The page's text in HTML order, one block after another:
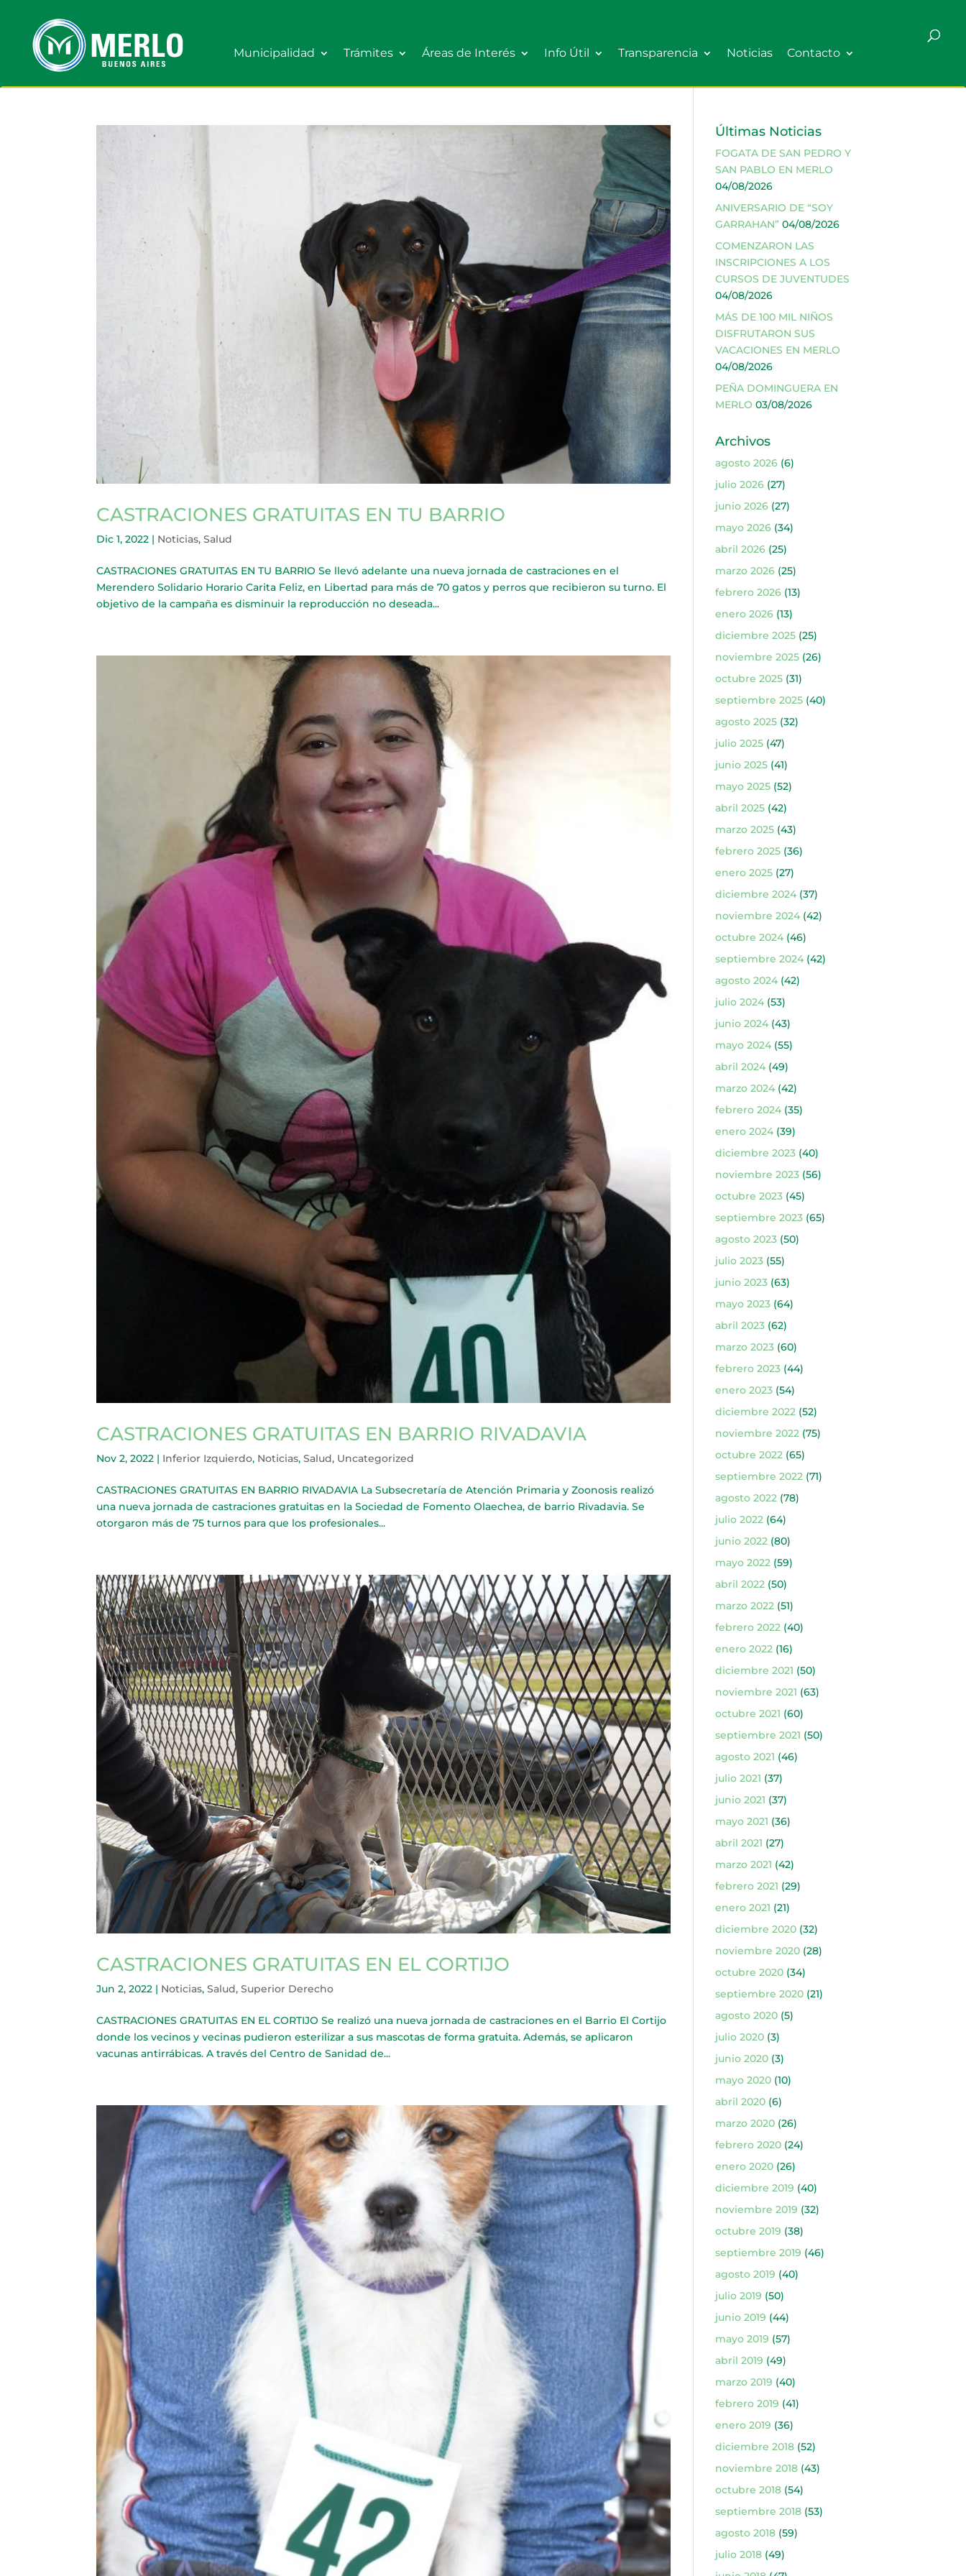
Municipalidad Trámites Áreas de Interés Info Útil Transparencia Noticias Contacto
CASTRACIONES GRATUITAS EN TU BARRIO
Dic 1, 2022 | Noticias,Salud
CASTRACIONES GRATUITAS EN TU BARRIO Se llevó adelante una nueva jornada de castraciones en el
Merendero Solidario Horario Carita Feliz, en Libertad para más de 70 gatos y perros que recibieron su turno. El
objetivo de la campaña es disminuir la reproducción no deseada...
CASTRACIONES GRATUITAS EN BARRIO RIVADAVIA
Nov 2, 2022 | Inferior Izquierdo, Noticias,Salud, Uncategorized
CASTRACIONES GRATUITAS EN BARRIO RIVADAVIA La Subsecretaría de Atención Primaria y Zoonosis realizó
una nueva jornada de castraciones gratuitas en la Sociedad de Fomento Olaechea, de barrio Rivadavia. Se
otorgaron más de 75 turnos para que los profesionales...
CASTRACIONES GRATUITAS EN EL CORTIJO
Jun 2, 2022 | Noticias,Salud,Superior Derecho
CASTRACIONES GRATUITAS EN EL CORTIJO Se realizó una nueva jornada de castraciones en el Barrio El Cortijo
donde los vecinos y vecinas pudieron esterilizar a sus mascotas de forma gratuita. Además, se aplicaron
vacunas antirrábicas. A través del Centro de Sanidad de...
Últimas Noticias
FOGATA DE SAN PEDRO Y
SAN PABLO EN MERLO
04/08/2026
ANIVERSARIO DE “SOY
GARRAHAN” 04/08/2026
COMENZARON LAS
INSCRIPCIONES A LOS
CURSOS DE JUVENTUDES
04/08/2026
MÁS DE 100 MIL NIÑOS
DISFRUTARON SUS
VACACIONES EN MERLO
04/08/2026
PEÑA DOMINGUERA EN
MERLO 03/08/2026
Archivos
agosto 2026(6)
julio 2026(27)
junio 2026(27)
mayo 2026(34)
abril 2026(25)
marzo 2026(25)
febrero 2026(13)
enero 2026(13)
diciembre 2025(25)
noviembre 2025(26)
octubre 2025(31)
septiembre 2025(40)
agosto 2025(32)
julio 2025(47)
junio 2025(41)
mayo 2025(52)
abril 2025(42)
marzo 2025(43)
febrero 2025(36)
enero 2025(27)
diciembre 2024(37)
noviembre 2024(42)
octubre 2024(46)
septiembre 2024(42)
agosto 2024(42)
julio 2024(53)
junio 2024(43)
mayo 2024(55)
abril 2024(49)
marzo 2024(42)
febrero 2024(35)
enero 2024(39)
diciembre 2023(40)
noviembre 2023(56)
octubre 2023(45)
septiembre 2023(65)
agosto 2023(50)
julio 2023(55)
junio 2023(63)
mayo 2023(64)
abril 2023(62)
marzo 2023(60)
febrero 2023(44)
enero 2023(54)
diciembre 2022(52)
noviembre 2022(75)
octubre 2022(65)
septiembre 2022(71)
agosto 2022(78)
julio 2022(64)
junio 2022(80)
mayo 2022(59)
abril 2022(50)
marzo 2022(51)
febrero 2022(40)
enero 2022(16)
diciembre 2021 (50)
noviembre 2021 (63)
octubre 2021 (60)
septiembre 2021 (50)
agosto 2021 (46)
julio 2021 (37)
junio 2021 (37)
mayo 2021 (36)
abril 2021 (27)
marzo 2021 (42)
febrero 2021 (29)
enero 2021 (21)
diciembre 2020(32)
noviembre 2020(28)
octubre 2020(34)
septiembre 2020(21)
agosto 2020(5)
julio 2020(3)
junio 2020(3)
mayo 2020(10)
abril 2020(6)
marzo 2020(26)
febrero 2020(24)
enero 2020(26)
diciembre 2019 (40)
noviembre 2019 (32)
octubre 2019 (38)
septiembre 2019 (46)
agosto 2019 (40)
julio 2019 (50)
junio 2019 (44)
mayo 2019 (57)
abril 2019 (49)
marzo 2019 (40)
febrero 2019 (41)
enero 2019 (36)
diciembre 2018(52)
noviembre 2018(43)
octubre 2018(54)
septiembre 2018(53)
agosto 2018(59)
julio 2018(49)